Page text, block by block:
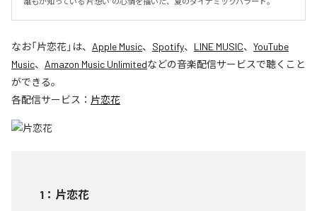
なお「片恋花」は、 Apple Music、 Spotify、 LINE MUSIC、 YouTube
Music、 Amazon Music Unlimitedなどの音楽配信サービスで聴くこと
ができる。
各配信サービス： 片恋花
1 ： 片恋花